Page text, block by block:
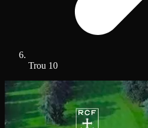
Trou 10